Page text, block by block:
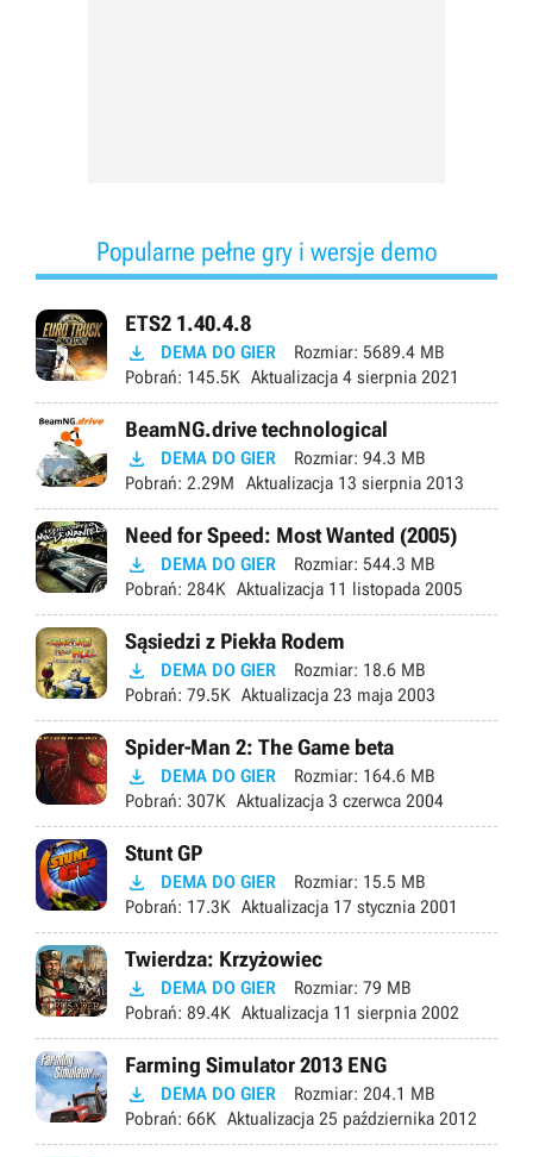
Popularne pełne gry i wersje demo
ETS2 1.40.4.8
 DEMA DO GIER Rozmiar: 5689.4 MB
Pobrań: 145.5K Aktualizacja 4 sierpnia 2021
BeamNG.drive technological
 DEMA DO GIER Rozmiar: 94.3 MB
Pobrań: 2.29M Aktualizacja 13 sierpnia 2013
Need for Speed: Most Wanted (2005)
 DEMA DO GIER Rozmiar: 544.3 MB
Pobrań: 284K Aktualizacja 11 listopada 2005
Sąsiedzi z Piekła Rodem
 DEMA DO GIER Rozmiar: 18.6 MB
Pobrań: 79.5K Aktualizacja 23 maja 2003
Spider-Man 2: The Game beta
 DEMA DO GIER Rozmiar: 164.6 MB
Pobrań: 307K Aktualizacja 3 czerwca 2004
Stunt GP
 DEMA DO GIER Rozmiar: 15.5 MB
Pobrań: 17.3K Aktualizacja 17 stycznia 2001
Twierdza: Krzyżowiec
 DEMA DO GIER Rozmiar: 79 MB
Pobrań: 89.4K Aktualizacja 11 sierpnia 2002
Farming Simulator 2013 ENG
 DEMA DO GIER Rozmiar: 204.1 MB
Pobrań: 66K Aktualizacja 25 października 2012